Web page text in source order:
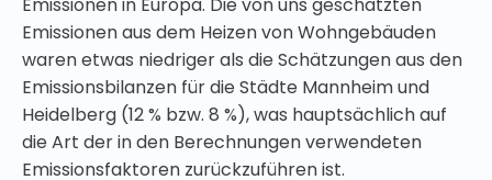
Emissionen aus dem Heizen von Wohngebäuden
waren etwas niedriger als die Schätzungen aus den
Emissionsbilanzen für die Städte Mannheim und
Heidelberg (12 % bzw. 8 %), was hauptsächlich auf
die Art der in den Berechnungen verwendeten
Emissionsfaktoren zurückzuführen ist.